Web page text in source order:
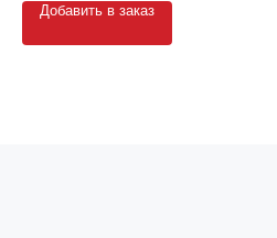
Добавить в заказ